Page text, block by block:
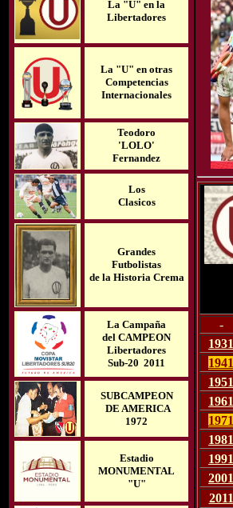
La "U" en la
Libertadores
La "U" en otras
Competencias
Internacionales
Teodoro
'LOLO'
Fernandez
Los
Clasicos
Grandes
Futbolistas
de la Historia Crema
La Campaña
del CAMPEON
Libertadores
Sub-20 2011
SUBCAMPEON
DE AMERICA
1972
Estadio
MONUMENTAL
"U"
-
1931
1941
1951
1961
1971
1981
1991
2001
2011